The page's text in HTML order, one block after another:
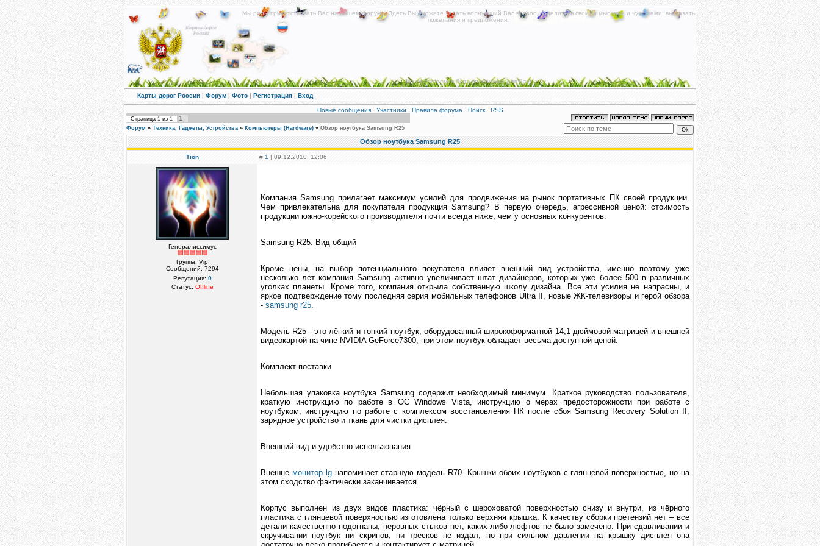
Мы рады приветствовать Вас на нашем форуме! Здесь Вы сможете задать волнующий Вас вопрос, поделиться своими мыслями и чувствами, высказать
пожелания и предложения.
Мы постараемся быть полезными для Вас!
Карты дорог России | Форум | Фото | Регистрация | Вход
Новые сообщения· Участники · Правила форума · Поиск· RSS
Страница 1 из 1 1
Форум » Техника, Гаджеты, Устройства » Компьютеры (Hardware) » Обзор ноутбука Samsung R25
Обзор ноутбука Samsung R25
Tion # 1 | 09.12.2010, 12:06
Генералиссимус
Группа: Vip
Сообщений: 7294
Репутация: 0
Статус: Offline
Компания Samsung прилагает максимум усилий для продвижения на рынок портативных ПК своей продукции.
Чем привлекательна для покупателя продукция Samsung? В первую очередь, агрессивной ценой: стоимость
продукции южно-корейского производителя почти всегда ниже, чем у основных конкурентов.
Samsung R25. Вид общий
Кроме цены, на выбор потенциального покупателя влияет внешний вид устройства, именно поэтому уже
несколько лет компания Samsung активно увеличивает штат дизайнеров, которых уже более 500 в различных
уголках планеты. Кроме того, компания открыла собственную школу дизайна. Все эти усилия не напрасны, и
яркое подтверждение тому последняя серия мобильных телефонов Ultra II, новые ЖК-телевизоры и герой обзора
- samsung r25.
Модель R25 - это лёгкий и тонкий ноутбук, оборудованный широкоформатной 14,1 дюймовой матрицей и внешней
видеокартой на чипе NVIDIA GeForce7300, при этом ноутбук обладает весьма доступной ценой.
Комплект поставки
Небольшая упаковка ноутбука Samsung содержит необходимый минимум. Краткое руководство пользователя,
краткую инструкцию по работе в ОС Windows Vista, инструкцию о мерах предосторожности при работе с
ноутбуком, инструкцию по работе с комплексом восстановления ПК после сбоя Samsung Recovery Solution II,
зарядное устройство и ткань для чистки дисплея.
Внешний вид и удобство использования
Внешне монитор lgнапоминает старшую модель R70. Крышки обоих ноутбуков с глянцевой поверхностью, но на
этом сходство фактически заканчивается.
Корпус выполнен из двух видов пластика: чёрный с шероховатой поверхностью снизу и внутри, из чёрного
пластика с глянцевой поверхностью изготовлена только верхняя крышка. К качеству сборки претензий нет – все
детали качественно подогнаны, неровных стыков нет, каких-либо люфтов не было замечено. При сдавливании и
скручивании ноутбук ни скрипов, ни тресков не издал, но при сильном давлении на крышку дисплея она